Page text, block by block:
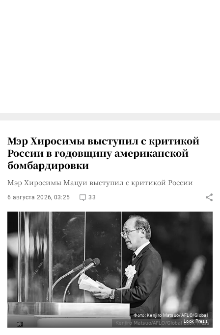
Мэр Хиросимы выступил с критикой
России в годовщину американской
бомбардировки
Мэр Хиросимы Мацуи выступил с критикой России
6 августа 2026, 03:25 33
Фото: Kenjiro Matsuo/AFLO/Global
Look Press